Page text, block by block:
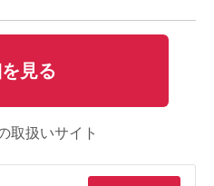
見る
取扱いサイト